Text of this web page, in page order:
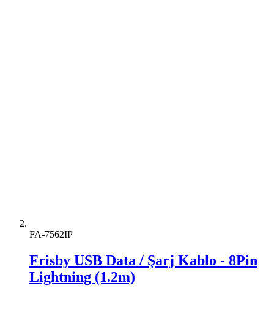
FA-7562IP
Frisby USB Data / Şarj Kablo - 8Pin
Lightning (1.2m)